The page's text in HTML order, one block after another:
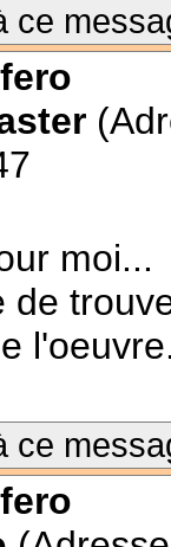
ce
moi...
de
ce